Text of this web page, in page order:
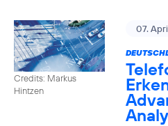
Credits: Markus
Hintzen
07.